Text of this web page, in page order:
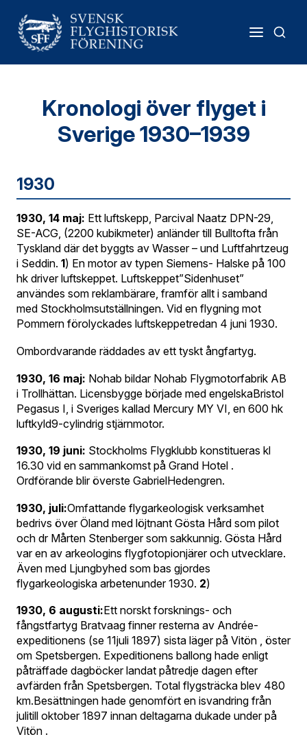
Kronologi över flyget i
Sverige 1930–1939
1930
1930, 14 maj: Ett luftskepp, Parcival Naatz DPN-29,
SE-ACG, (2200 kubikmeter) anländer till Bulltofta från
Tyskland där det byggts av Wasser – und Luftfahrtzeug
i Seddin. 1) En motor av typen Siemens- Halske på 100
hk driver luftskeppet. Luftskeppet”Sidenhuset”
användes som reklambärare, framför allt i samband
med Stockholmsutställningen. Vid en flygning mot
Pommern förolyckades luftskeppetredan 4 juni 1930.
Ombordvarande räddades av ett tyskt ångfartyg.
1930, 16 maj: Nohab bildar Nohab Flygmotorfabrik AB
i Trollhättan. Licensbygge började med engelskaBristol
Pegasus I, i Sveriges kallad Mercury MY VI, en 600 hk
luftkyld9-cylindrig stjärnmotor.
1930, 19 juni: Stockholms Flygklubb konstitueras kl
16.30 vid en sammankomst på Grand Hotel .
Ordförande blir överste GabrielHedengren.
1930, juli:Omfattande flygarkeologisk verksamhet
bedrivs över Öland med löjtnant Gösta Hård som pilot
och dr Mårten Stenberger som sakkunnig. Gösta Hård
var en av arkeologins flygfotopionjärer och utvecklare.
Även med Ljungbyhed som bas gjordes
flygarkeologiska arbetenunder 1930. 2)
1930, 6 augusti:Ett norskt forsknings- och
fångstfartyg Bratvaag finner resterna av Andrée-
expeditionens (se 11juli 1897) sista läger på Vitön , öster
om Spetsbergen. Expeditionens ballong hade enligt
påträffade dagböcker landat påtredje dagen efter
avfärden från Spetsbergen. Total flygsträcka blev 480
km.Besättningen hade genomfört en isvandring från
julitill oktober 1897 innan deltagarna dukade under på
Vitön .